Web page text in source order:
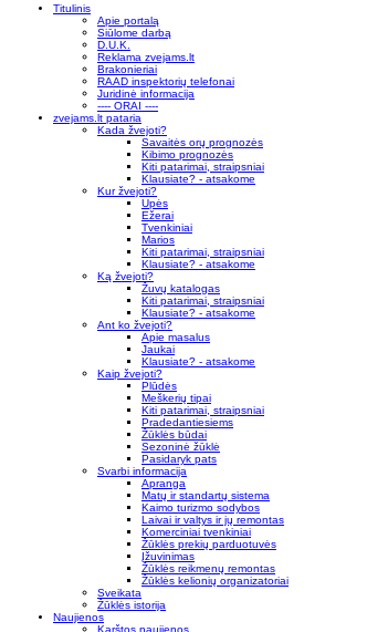
Titulinis
Apie portalą
Siūlome darbą
D.U.K.
Reklama zvejams.lt
Brakonieriai
RAAD inspektorių telefonai
Juridinė informacija
---- ORAI ----
zvejams.lt pataria
Kada žvejoti?
Savaitės orų prognozės
Kibimo prognozės
Kiti patarimai, straipsniai
Klausiate? - atsakome
Kur žvejoti?
Upės
Ežerai
Tvenkiniai
Marios
Kiti patarimai, straipsniai
Klausiate? - atsakome
Ką žvejoti?
Žuvų katalogas
Kiti patarimai, straipsniai
Klausiate? - atsakome
Ant ko žvejoti?
Apie masalus
Jaukai
Klausiate? - atsakome
Kaip žvejoti?
Plūdės
Meškerių tipai
Kiti patarimai, straipsniai
Pradedantiesiems
Žūklės būdai
Sezoninė žūklė
Pasidaryk pats
Svarbi informacija
Apranga
Matų ir standartų sistema
Kaimo turizmo sodybos
Laivai ir valtys ir jų remontas
Komerciniai tvenkiniai
Žūklės prekių parduotuvės
Įžuvinimas
Žūklės reikmenų remontas
Žūklės kelionių organizatoriai
Sveikata
Žūklės istorija
Naujienos
Karštos naujienos